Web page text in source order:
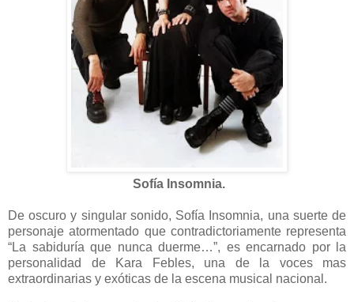
Sofía Insomnia.
De oscuro y singular sonido, Sofía Insomnia, una suerte de
personaje atormentado que contradictoriamente representa
“La sabiduría que nunca duerme…”, es encarnado por la
personalidad de Kara Febles, una de la voces mas
extraordinarias y exóticas de la escena musical nacional.